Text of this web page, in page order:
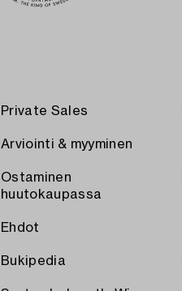
Private Sales
Arviointi & myyminen
Ostaminen
huutokaupassa
Ehdot
Bukipedia